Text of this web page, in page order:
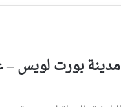
بورت لويس